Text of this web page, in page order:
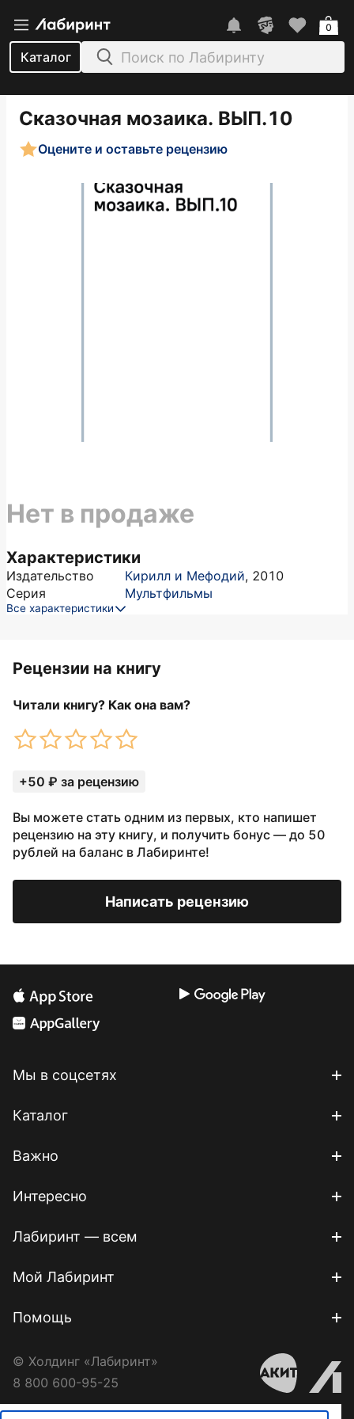
Каталог
0
Сказочная мозаика. ВЫП.10
Оцените и оставьте рецензию
Характеристики
Издательство Кирилл и Мефодий, 2010
Серия
Мультфильмы
Все характеристики
Нет в продаже
Рецензии на книгу
Читали книгу? Как она вам?
+50 ₽ за рецензию
Вы можете стать одним из первых, кто напишет
рецензию на эту книгу, и получить бонус — до 50
рублей на баланс в Лабиринте!
Написать рецензию
Мы в соцсетях
Каталог
Важно
Интересно
Лабиринт — всем
Мой Лабиринт
Помощь
© Холдинг «Лабиринт»
8 800 600-95-25